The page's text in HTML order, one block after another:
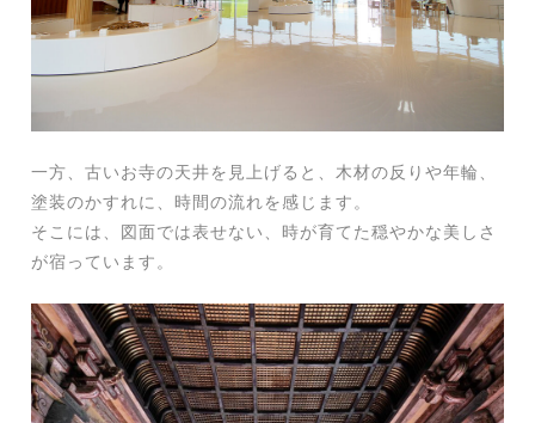
一方、古いお寺の天井を見上げると、木材の反りや年輪、
塗装のかすれに、時間の流れを感じます。
そこには、図面では表せない、時が育てた穏やかな美しさ
が宿っています。